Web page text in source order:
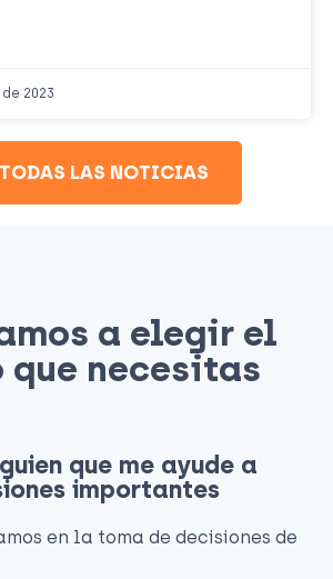
2023
TODAS LAS NOTICIAS
a elegir el
necesitas​
que me ayude a
importantes
en la toma de decisiones de